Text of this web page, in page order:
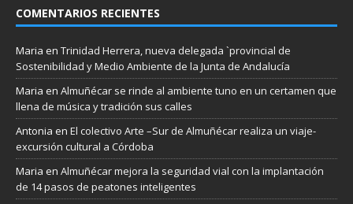
COMENTARIOS RECIENTES
Maria en Trinidad Herrera, nueva delegada `provincial de
Sostenibilidad y Medio Ambiente de la Junta de Andalucía
Maria en Almuñécar se rinde al ambiente tuno en un certamen que
llena de música y tradición sus calles
Antonia en El colectivo Arte –Sur de Almuñécar realiza un viaje-
excursión cultural a Córdoba
Maria en Almuñécar mejora la seguridad vial con la implantación
de 14 pasos de peatones inteligentes